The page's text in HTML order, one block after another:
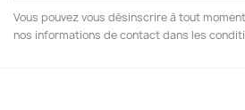
Vous pouvez vous désinscrire à tout
nos informations de contact dans les